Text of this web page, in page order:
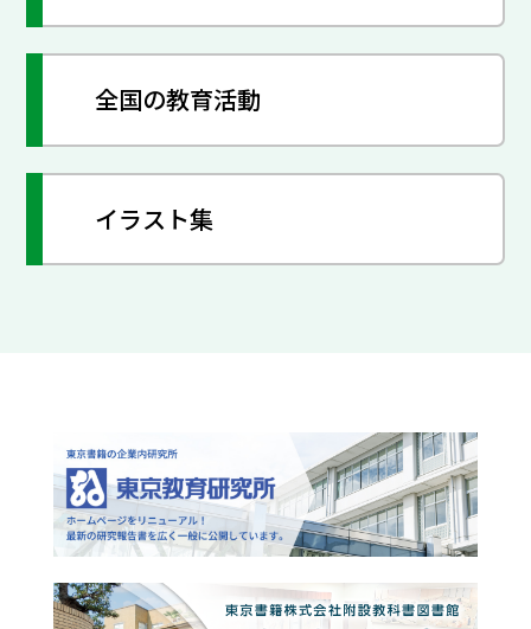
全国の教育活動
イラスト集